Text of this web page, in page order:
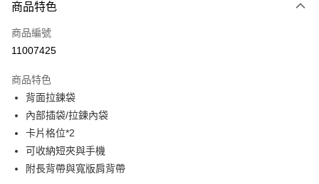
信用卡一次付款
超商取貨付款
Apple Pay
街口支付
悠遊付
大哥付你分期
商品特色
商品編號
11007425
商品特色
背面拉鍊袋
內部插袋/拉鍊內袋
卡片格位*2
可收納短夾與手機
附長背帶與寬版肩背帶